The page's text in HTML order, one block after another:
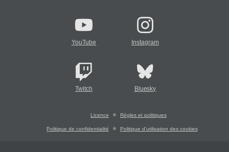
YouTube Instagram
Twitch Bluesky
Licence Règles et politiques
Politique de confidentialité Politique d'utilisation des cookies